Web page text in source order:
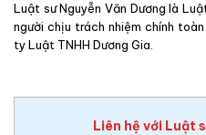
Luật sư Nguyễn Văn Dương là
người chịu trách nhiệm chính
ty Luật TNHH Dương Gia.
Liên hệ với Luật